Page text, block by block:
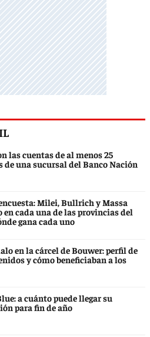
las cuentas de al menos 25
de una sucursal del Banco Nación
Milei, Bullrich y Massa
en cada una de las provincias del
gana cada uno
en la cárcel de Bouwer: perfil de
y cómo beneficiaban a los
a cuánto puede llegar su
para fin de año